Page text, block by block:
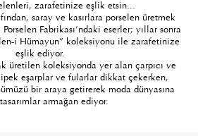
zarafetinize eşlik etsin...
saray ve kasırlara porselen üretmek
Fabrikası’ndaki eserler; yıllar sonra
i Hümayun” koleksiyonu ile zarafetinize
eşlik ediyor.
üretilen koleksiyonda yer alan çarpıcı ve
eşarplar ve fularlar dikkat çekerken,
bir araya getirerek moda dünyasına
armağan ediyor.